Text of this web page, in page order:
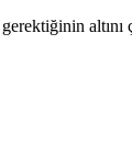
altını